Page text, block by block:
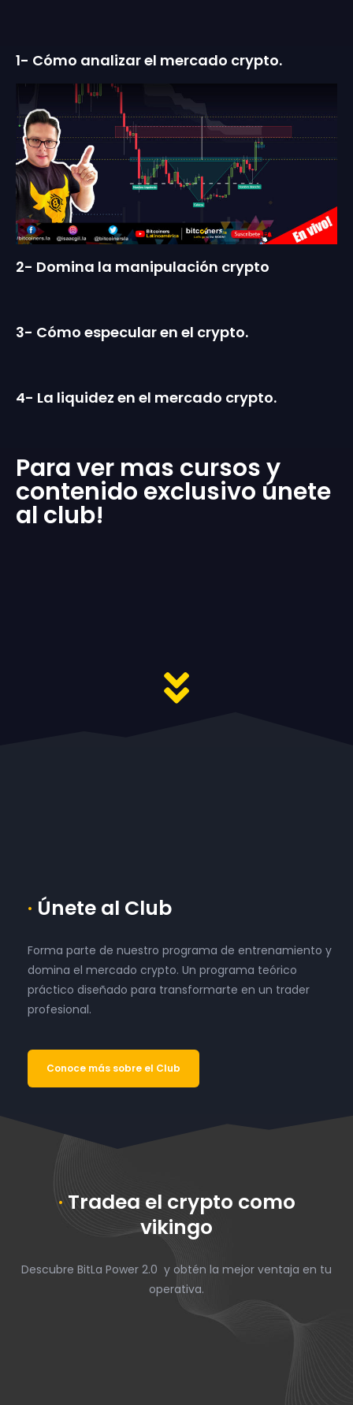
1- Cómo analizar el mercado crypto.
2- Domina la manipulación crypto
3- Cómo especular en el crypto.
4- La liquidez en el mercado crypto.
Para ver mas cursos y
contenido exclusivo únete
al club!
· Únete al Club
Forma parte de nuestro programa de entrenamiento y
domina el mercado crypto. Un programa teórico
práctico diseñado para transformarte en un trader
profesional.
Conoce más sobre el Club
· Tradea el crypto como
vikingo
Descubre BitLa Power 2.0 y obtén la mejor ventaja en tu
operativa.